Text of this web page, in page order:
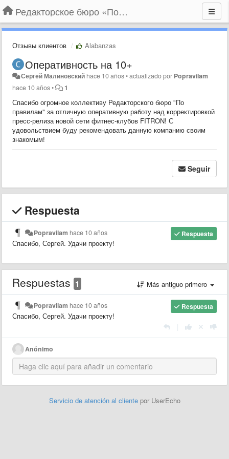
Редакторское бюро «По правилам»
Отзывы клиентов Alabanzas
Оперативность на 10+
Сергей Малиновский hace 10 años•actualizado por Popravilam
hace 10 años• 1
Спасибо огромное коллективу Редакторского бюро "По
правилам" за отличную оперативную работу над корректировкой
пресс-релиза новой сети фитнес-клубов FITRON! С
удовольствием буду рекомендовать данную компанию своим
знакомым!
Seguir
Respuesta
Respuesta
Popravilam hace 10 años
Спасибо, Сергей. Удачи проекту!
Respuestas 1 Más antiguo primero
Respuesta
Popravilam hace 10 años
Спасибо, Сергей. Удачи проекту!
Anónimo
Servicio de atención al cliente por UserEcho